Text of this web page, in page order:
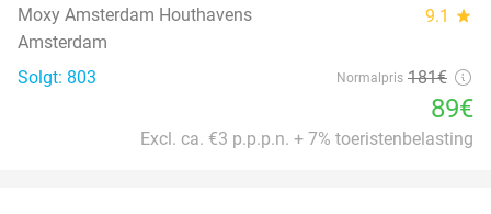
Moxy Amsterdam Houthavens 9.1 star
Amsterdam
Solgt: 803
Normalpris 181€
89€
Excl. ca. €3 p.p.p.n. + 7% toeristenbelasting